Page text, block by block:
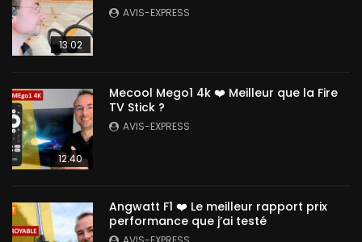
13:02
AVIS-EXPRESS
12:40
Mecool Mego1 4k ❤️ Meilleur que la Fire
TV Stick ?
AVIS-EXPRESS
Angwatt F1 ❤️ Le meilleur rapport prix
performance que j’ai testé